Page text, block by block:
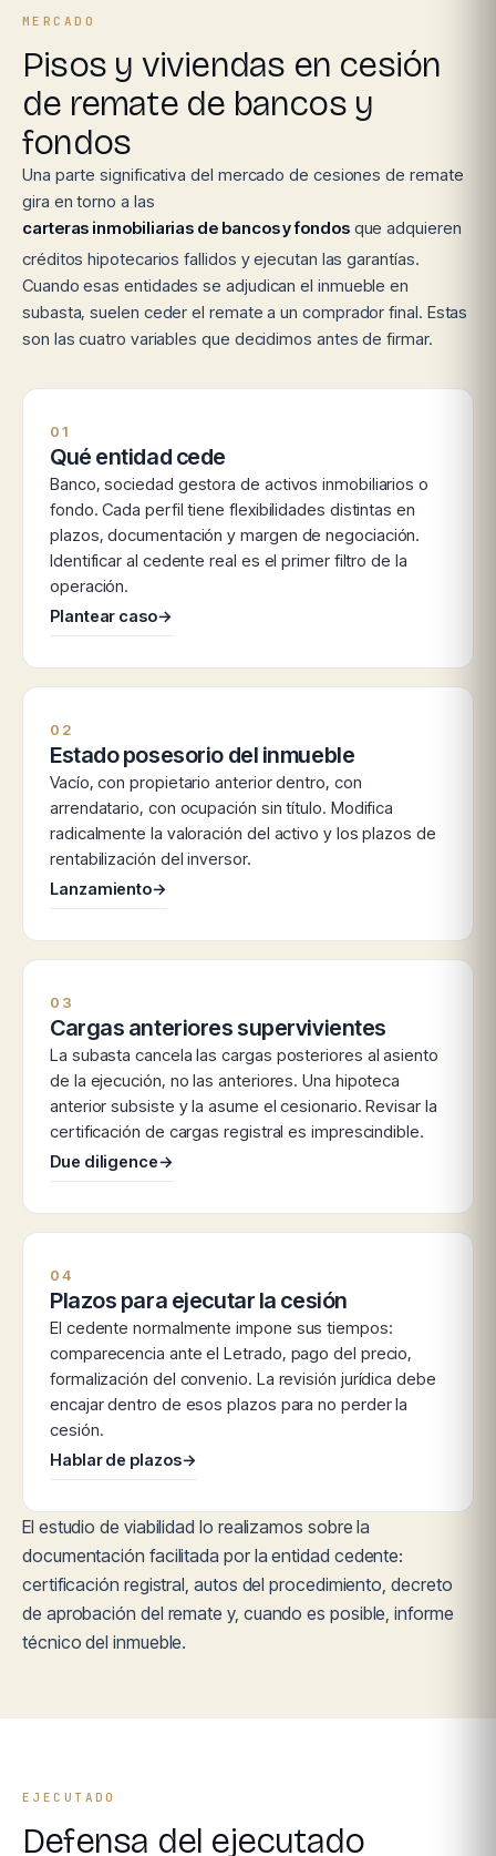
MERCADO
Pisos y viviendas en cesión
de remate de bancos y
fondos
Una parte significativa del mercado de cesiones de remate
gira en torno a las
carteras inmobiliarias de bancos y fondosque adquieren
créditos hipotecarios fallidos y ejecutan las garantías.
Cuando esas entidades se adjudican el inmueble en
subasta, suelen ceder el remate a un comprador final. Estas
son las cuatro variables que decidimos antes de firmar.
01
Qué entidad cede
Banco, sociedad gestora de activos inmobiliarios o
fondo. Cada perfil tiene flexibilidades distintas en
plazos, documentación y margen de negociación.
Identificar al cedente real es el primer filtro de la
operación.
Plantear caso→
02
Estado posesorio del inmueble
Vacío, con propietario anterior dentro, con
arrendatario, con ocupación sin título. Modifica
radicalmente la valoración del activo y los plazos de
rentabilización del inversor.
Lanzamiento→
03
Cargas anteriores supervivientes
La subasta cancela las cargas posteriores al asiento
de la ejecución, no las anteriores. Una hipoteca
anterior subsiste y la asume el cesionario. Revisar la
certificación de cargas registral es imprescindible.
Due diligence→
04
Plazos para ejecutar la cesión
El cedente normalmente impone sus tiempos:
comparecencia ante el Letrado, pago del precio,
formalización del convenio. La revisión jurídica debe
encajar dentro de esos plazos para no perder la
cesión.
Hablar de plazos→
El estudio de viabilidad lo realizamos sobre la
documentación facilitada por la entidad cedente:
certificación registral, autos del procedimiento, decreto
de aprobación del remate y, cuando es posible, informe
técnico del inmueble.
EJECUTADO
Defensa del ejecutado